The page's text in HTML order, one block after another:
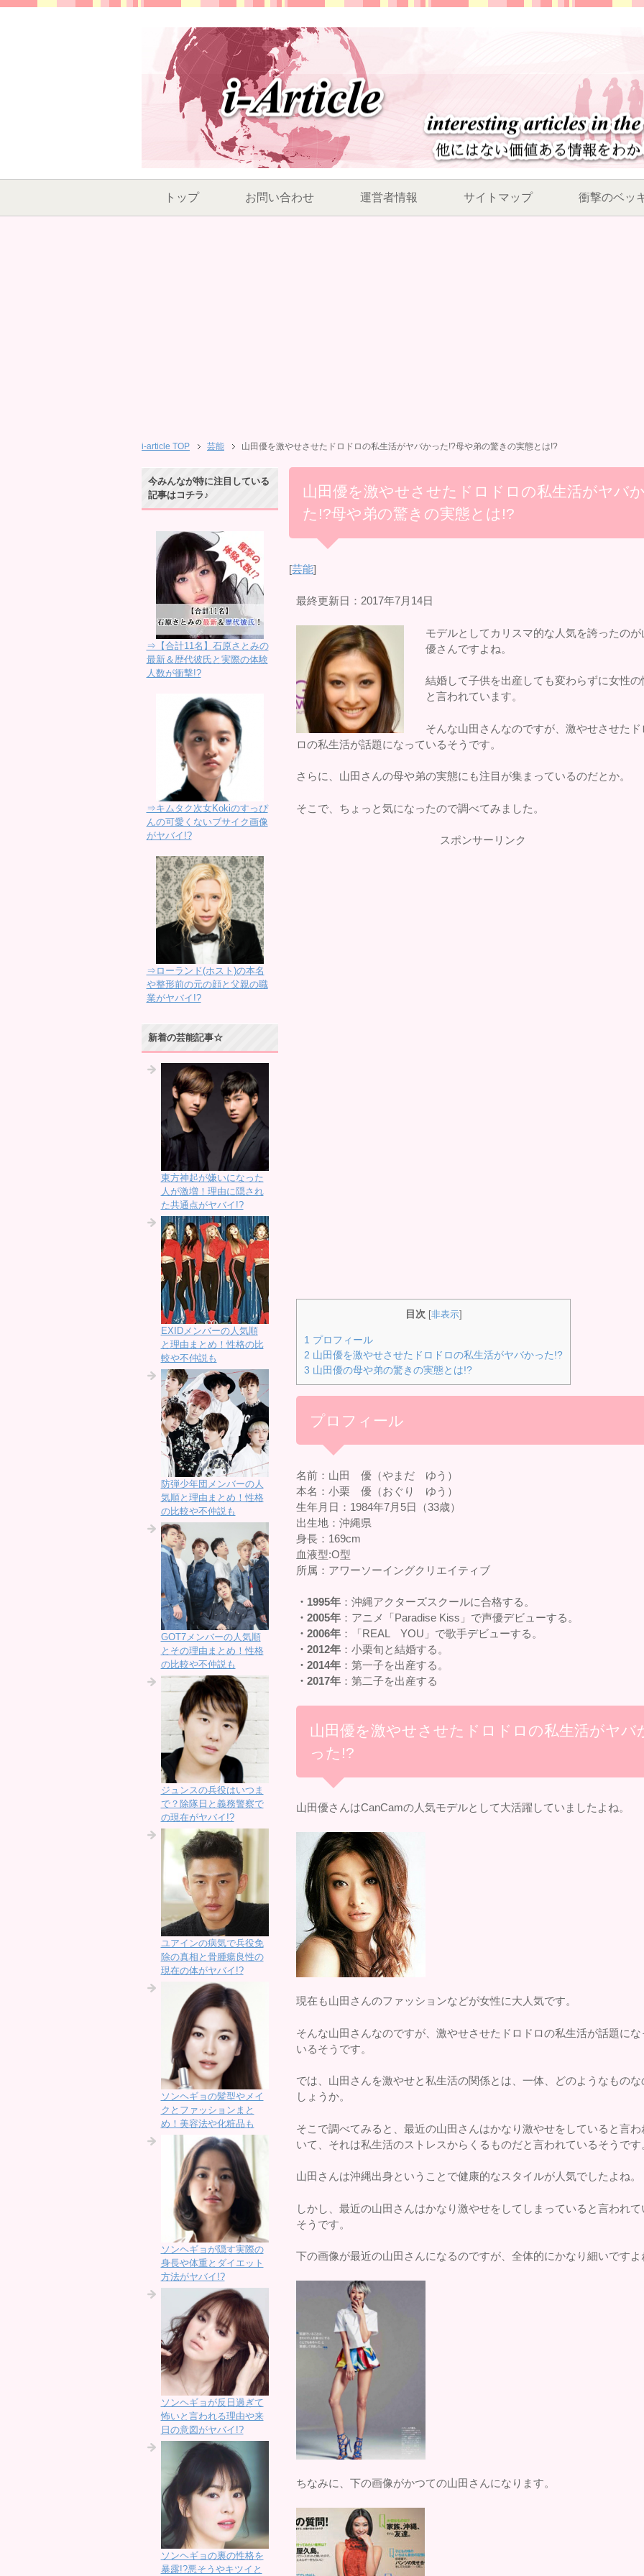
トップ お問い合わせ 運営者情報 サイトマップ 衝撃のベッ
i-article TOP 芸能 山田優を激やせさせたドロドロの私生活がヤバかった!?母や弟の驚きの実態とは!?
山田優を激やせさせたドロドロの私生活がヤバ
た!?母や弟の驚きの実態とは!?
[芸能]
最終更新日：2017年7月14日
モデルとしてカリスマ的な人気を誇ったのが
優さんですよね。
結婚して子供を出産しても変わらずに女性の
と言われています。
そんな山田さんなのですが、激やせさせたド
ロの私生活が話題になっているそうです。
さらに、山田さんの母や弟の実態にも注目が集まっているのだとか。
そこで、ちょっと気になったので調べてみました。
スポンサーリンク
目次 [非表示]
1 プロフィール
2 山田優を激やせさせたドロドロの私生活がヤバかった!?
3 山田優の母や弟の驚きの実態とは!?
プロフィール
名前：山田 優（やまだ ゆう）
本名：小栗 優（おぐり ゆう）
生年月日：1984年7月5日（33歳）
出生地：沖縄県
身長：169cm
血液型:O型
所属：アワーソーイングクリエイティブ
・1995年 ：沖縄アクターズスクールに合格する。
・2005年 ：アニメ「Paradise Kiss」で声優デビューする。
・2006年 ：「REAL YOU」で歌手デビューする。
・2012年 ：小栗旬と結婚する。
・2014年 ：第一子を出産する。
・2017年 ：第二子を出産する
山田優を激やせさせたドロドロの私生活がヤバ
った!?
山田優さんはCanCamの人気モデルとして大活躍していましたよね。
現在も山田さんのファッションなどが女性に大人気です。
そんな山田さんなのですが、激やせさせたドロドロの私生活が話題にな
いるそうです。
では、山田さんを激やせと私生活の関係とは、一体、どのようなものな
しょうか。
そこで調べてみると、最近の山田さんはかなり激やせをしていると言わ
いて、それは私生活のストレスからくるものだと言われているそうです
山田さんは沖縄出身ということで健康的なスタイルが人気でしたよね。
しかし、最近の山田さんはかなり激やせをしてしまっていると言われて
そうです。
下の画像が最近の山田さんになるのですが、全体的にかなり細いですよ
ちなみに、下の画像がかつての山田さんになります。
今みんなが特に注目している
記事はコチラ♪
⇒【合計11名】石原さとみの
最新＆歴代彼氏と実際の体験
人数が衝撃!?
⇒キムタク次女Kokiのすっぴ
んの可愛くないブサイク画像
がヤバイ!?
⇒ローランド(ホスト)の本名
や整形前の元の顔と父親の職
業がヤバイ!?
新着の芸能記事☆
東方神起が嫌いになった
人が激増！理由に隠され
た共通点がヤバイ!?
EXIDメンバーの人気順
と理由まとめ！性格の比
較や不仲説も
防弾少年団メンバーの人
気順と理由まとめ！性格
の比較や不仲説も
GOT7メンバーの人気順
とその理由まとめ！性格
の比較や不仲説も
ジュンスの兵役はいつま
で？除隊日と義務警察で
の現在がヤバイ!?
ユアインの病気で兵役免
除の真相と骨腫瘍良性の
現在の体がヤバイ!?
ソンヘギョの髪型やメイ
クとファッションまと
め！美容法や化粧品も
ソンヘギョが隠す実際の
身長や体重とダイエット
方法がヤバイ!?
ソンヘギョが反日過ぎて
怖いと言われる理由や来
日の意図がヤバイ!?
ソンヘギョの裏の性格を
暴露!?悪そうやキツイと